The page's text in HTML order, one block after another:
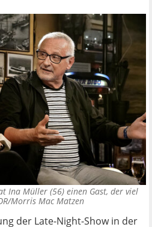
Ina Müller (56) einen Gast, der viel
Morris Mac Matzen
der Late-Night-Show in der